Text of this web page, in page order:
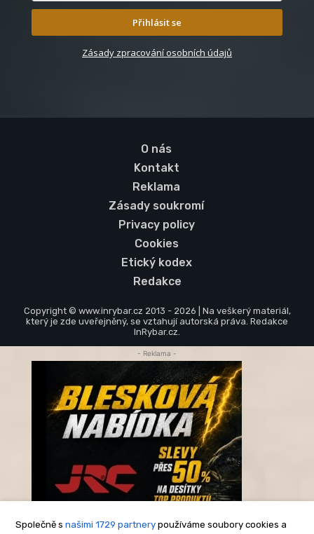
Přihlásit se
Zásady zpracování osobních údajů
O nás
Kontakt
Reklama
Zásady soukromí
Privacy policy
Cookies
Etický kodex
Redakce
Copyright © www.inrybar.cz 2013 - 2026 | Na veškerý materiál,
který je zde uveřejněný, se vztahují autorská práva. Redakce
InRybar.cz.
Společně s našimi 1729 partnery používáme soubory cookies a
- Reklama -